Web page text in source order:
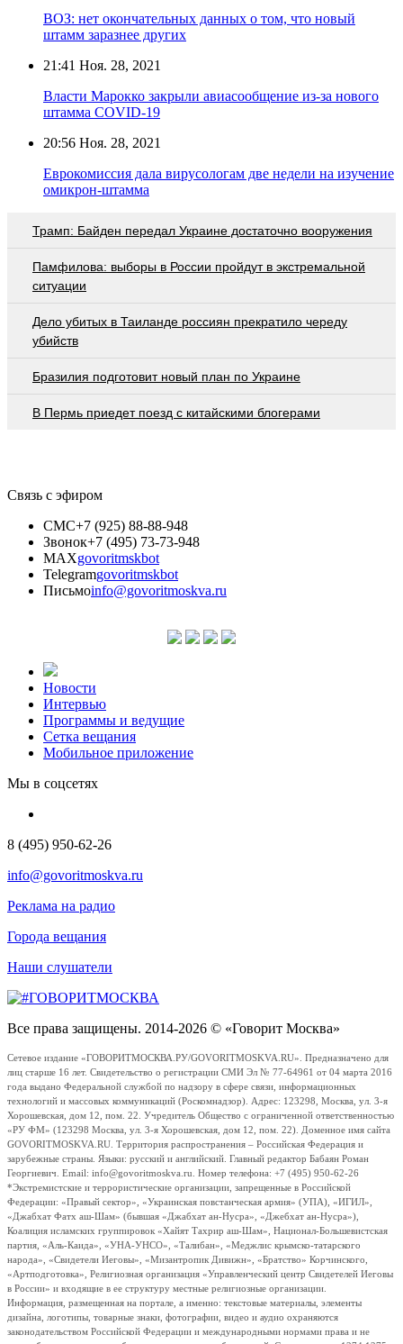
ВОЗ: нет окончательных данных о том, что новый
штамм заразнее других
21:41 Ноя. 28, 2021
Власти Марокко закрыли авиасообщение из-за нового
штамма COVID-19
20:56 Ноя. 28, 2021
Еврокомиссия дала вирусологам две недели на изучение
омикрон-штамма
Трамп: Байден передал Украине достаточно вооружения
Памфилова: выборы в России пройдут в экстремальной
ситуации
Дело убитых в Таиланде россиян прекратило череду
убийств
Бразилия подготовит новый план по Украине
В Пермь приедет поезд с китайскими блогерами
Связь с эфиром
СМС+7 (925) 88-88-948
Звонок+7 (495) 73-73-948
MAXgovoritmskbot
Telegramgovoritmskbot
Письмоinfo@govoritmoskva.ru
Новости
Интервью
Программы и ведущие
Сетка вещания
Мобильное приложение
Мы в соцсетях
8 (495) 950-62-26
info@govoritmoskva.ru
Реклама на радио
Города вещания
Наши слушатели
Все права защищены. 2014-2026 © «Говорит Москва»
Сетевое издание «ГОВОРИТМОСКВА.РУ/GOVORITMOSKVA.RU». Предназначено для
лиц старше 16 лет. Свидетельство о регистрации СМИ Эл № 77-64961 от 04 марта 2016
года выдано Федеральной службой по надзору в сфере связи, информационных
технологий и массовых коммуникаций (Роскомнадзор). Адрес: 123298, Москва, ул. 3-я
Хорошевская, дом 12, пом. 22. Учредитель Общество с ограниченной ответственностью
«РУ ФМ» (123298 Москва, ул. 3-я Хорошевская, дом 12, пом. 22). Доменное имя сайта
GOVORITMOSKVA.RU. Территория распространения – Российская Федерация и
зарубежные страны. Языки: русский и английский. Главный редактор Бабаян Роман
Георгиевич. Email: info@govoritmoskva.ru. Номер телефона: +7 (495) 950-62-26
*Экстремистские и террористические организации, запрещенные в Российской
Федерации: «Правый сектор», «Украинская повстанческая армия» (УПА), «ИГИЛ»,
«Джабхат Фатх аш-Шам» (бывшая «Джабхат ан-Нусра», «Джебхат ан-Нусра»),
Коалиция исламских группировок «Хайят Тахрир аш-Шам», Национал-Большевистская
партия, «Аль-Каида», «УНА-УНСО», «Талибан», «Меджлис крымско-татарского
народа», «Свидетели Иеговы», «Мизантропик Дивижн», «Братство» Корчинского,
«Артподготовка», Религиозная организация «Управленческий центр Свидетелей Иеговы
в России» и входящие в ее структуру местные религиозные организации.
Информация, размещенная на портале, а именно: текстовые материалы, элементы
дизайна, логотипы, товарные знаки, фотографии, видео и аудио охраняются
законодательством Российской Федерации и международными нормами права и не